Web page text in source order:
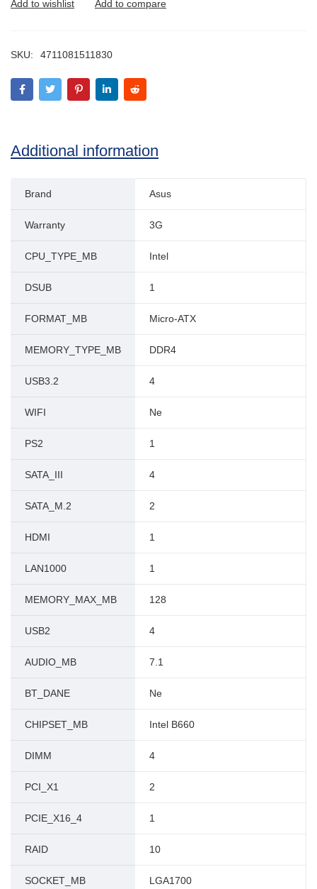
SKU: 4711081511830
Additional information
Brand Asus
Warranty 3G
CPU_TYPE_MB Intel
DSUB 1
FORMAT_MB Micro-ATX
MEMORY_TYPE_MB DDR4
USB3.2 4
WIFI Ne
PS2 1
SATA_III 4
SATA_M.2 2
HDMI 1
LAN1000 1
MEMORY_MAX_MB 128
USB2 4
AUDIO_MB 7.1
BT_DANE Ne
CHIPSET_MB Intel B660
DIMM 4
PCI_X1 2
PCIE_X16_4 1
RAID 10
SOCKET_MB LGA1700